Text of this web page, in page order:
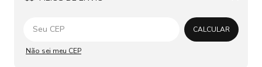
Alterar CEP
CALCULAR
Não sei meu CEP